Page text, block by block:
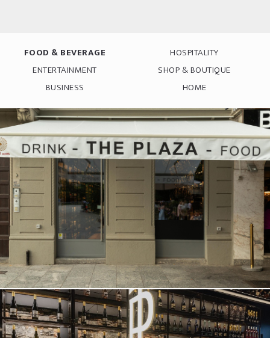
FOOD & BEVERAGE
HOSPITALITY
ENTERTAINMENT
SHOP & BOUTIQUE
BUSINESS
HOME